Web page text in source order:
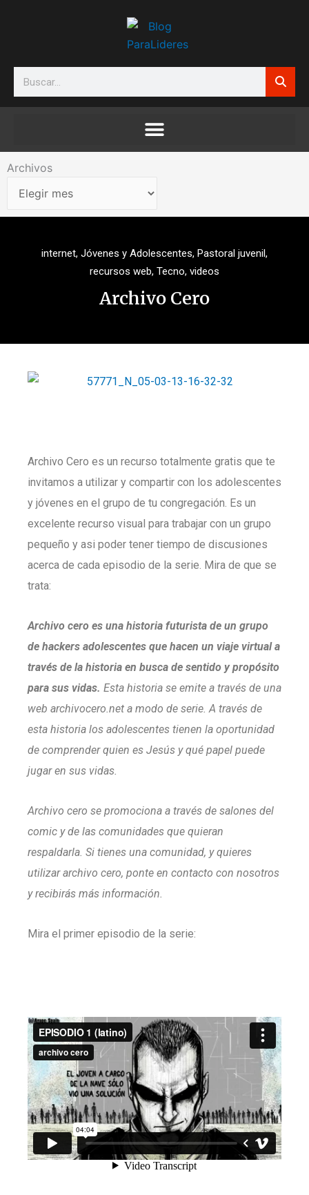
Search
Archivos
Archivos
internet, Jóvenes y Adolescentes, Pastoral juvenil,
recursos web, Tecno, videos
Archivo Cero
Archivo Cero es un recurso totalmente gratis que te
invitamos a utilizar y compartir con los adolescentes
y jóvenes en el grupo de tu congregación. Es un
excelente recurso visual para trabajar con un grupo
pequeño y asi poder tener tiempo de discusiones
acerca de cada episodio de la serie. Mira de que se
trata:
Archivo cero es una historia futurista de un grupo
de hackers adolescentes que hacen un viaje virtual a
través de la historia en busca de sentido y propósito
para sus vidas. Esta historia se emite a través de una
web archivocero.net a modo de serie. A través de
esta historia los adolescentes tienen la oportunidad
de comprender quien es Jesús y qué papel puede
jugar en sus vidas.
Archivo cero se promociona a través de salones del
comic y de las comunidades que quieran
respaldarla. Si tienes una comunidad, y quieres
utilizar archivo cero, ponte en contacto con nosotros
y recibirás más información.
Mira el primer episodio de la serie: